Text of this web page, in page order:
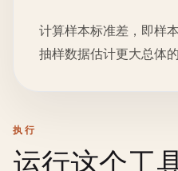
计算样本标准差，即样
抽样数据估计更大总体
执行